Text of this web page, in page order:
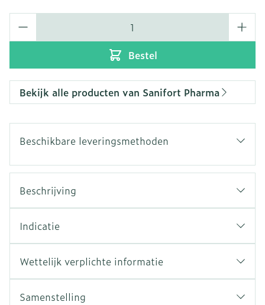
Bestel
Bekijk alle producten van Sanifort Pharma
Beschikbare leveringsmethoden
Beschrijving
Indicatie
Wettelijk verplichte informatie
Samenstelling